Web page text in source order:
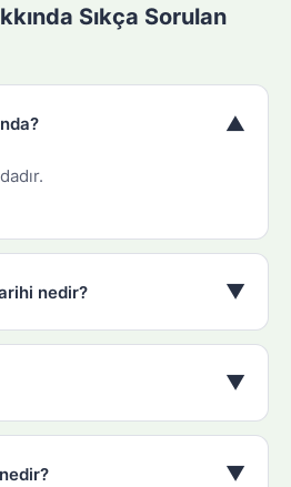
Sıkça Sorulan
▼
nedir? ▼
▼
▼